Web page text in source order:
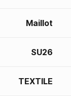
Maillot
SU26
TEXTILE